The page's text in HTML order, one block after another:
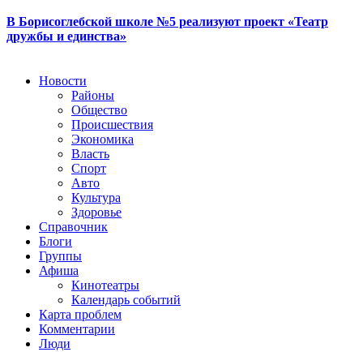
В Борисоглебской школе №5 реализуют проект «Театр
дружбы и единства»
Новости
Районы
Общество
Происшествия
Экономика
Власть
Спорт
Авто
Культура
Здоровье
Справочник
Блоги
Группы
Афиша
Кинотеатры
Календарь событий
Карта проблем
Комментарии
Люди